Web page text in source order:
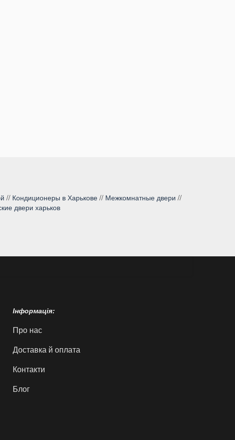
// Кондиционеры в Харькове // Межкомнатные двери //
двери харьков
Інформація:
Про нас
Доставка й оплата
Контакти
Блог